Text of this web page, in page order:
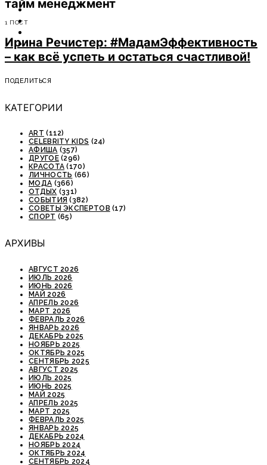
МОДА
СОВЕТЫ ЭКСПЕРТОВ
тайм менеджмент
1 ПОСТ
Ирина Речистер: #МадамЭффективность
– как всё успеть и остаться счастливой!
ПОДЕЛИТЬСЯ
КАТЕГОРИИ
ART (112)
CELEBRITY KIDS (24)
АФИША (357)
ДРУГОЕ(296)
КРАСОТА (170)
ЛИЧНОСТЬ (66)
МОДА (366)
ОТДЫХ (331)
СОБЫТИЯ (382)
СОВЕТЫ ЭКСПЕРТОВ (17)
СПОРТ (65)
АРХИВЫ
АВГУСТ 2026
ИЮЛЬ 2026
ИЮНЬ 2026
МАЙ 2026
АПРЕЛЬ 2026
МАРТ 2026
ФЕВРАЛЬ 2026
ЯНВАРЬ 2026
ДЕКАБРЬ 2025
НОЯБРЬ 2025
ОКТЯБРЬ 2025
СЕНТЯБРЬ 2025
АВГУСТ 2025
ИЮЛЬ 2025
ИЮНЬ 2025
МАЙ 2025
АПРЕЛЬ 2025
МАРТ 2025
ФЕВРАЛЬ 2025
ЯНВАРЬ 2025
ДЕКАБРЬ 2024
НОЯБРЬ 2024
ОКТЯБРЬ 2024
СЕНТЯБРЬ 2024